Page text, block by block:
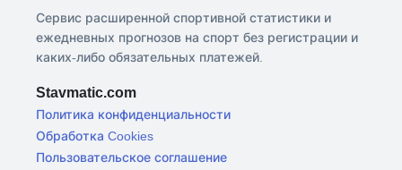
Сервис расширенной спортивной статистики и
ежедневных прогнозов на спорт без регистрации и
каких-либо обязательных платежей.
Stavmatic.com
Политика конфиденциальности
Обработка Cookies
Пользовательское соглашение